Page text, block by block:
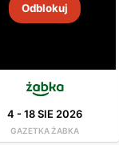
Odblokuj
4 -18 SIE 2026
GAZETKA ŻABKA